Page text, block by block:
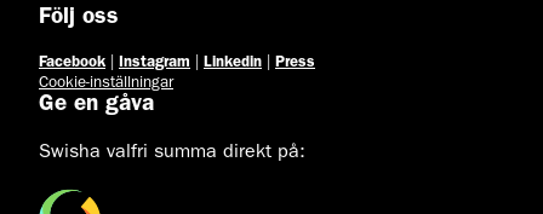
Följ oss
Facebook Instagram Linkedin
Press
Cookie-inställningar
Ge en gåva
Swisha valfri summa direkt på: